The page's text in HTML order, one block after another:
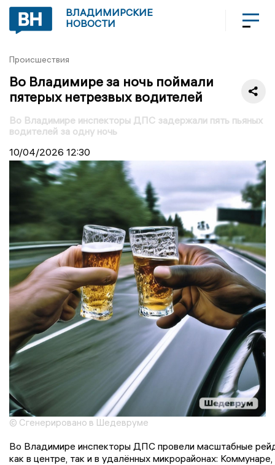
ВЛАДИМИРСКИЕ
НОВОСТИ
Происшествия
Во Владимире за ночь поймали
пятерых нетрезвых водителей
Во Владимире инспекторы ДПС задержали пять пьяных
водителей за одну ночь
10/04/2026 12:30
© Сгенерировано в Шедевруме
Во Владимире инспекторы ДПС провели масштабные
как в центре, так и в удалённых микрорайонах: